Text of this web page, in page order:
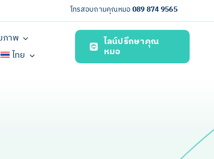
โทรสอบถามคุณหมอ089 874 9565
ภาพ
ไทย
ไลน์ปรึกษาคุณ
หมอ